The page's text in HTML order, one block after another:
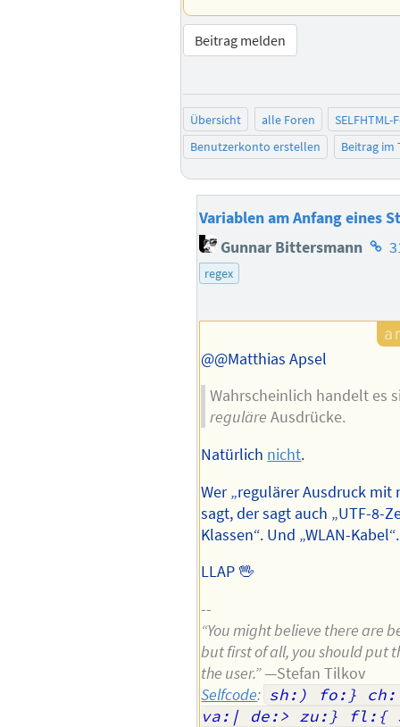
Beitrag melden
Übersicht alle Foren
SELFHTML-
Benutzerkonto erstellen
Beitrag im
Variablen am Anfang eines
Gunnar Bittersmann
regex
@@Matthias Apsel
Wahrscheinlich handelt es
reguläre Ausdrücke.
Natürlich nicht.
Wer „regulärer Ausdruck
sagt, der sagt auch „UTF-8-
Klassen“. Und „WLAN-
LLAP 🖖
--
“You might believe there are
but first of all, you should put
the user.”—Stefan Tilkov
Selfcode: sh:) fo:}
va:| de:> zu:}